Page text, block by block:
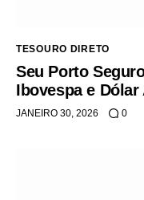
TESOURO DIRETO
Seu Porto
Ibovespa e Dólar
JANEIRO 30, 2026 0